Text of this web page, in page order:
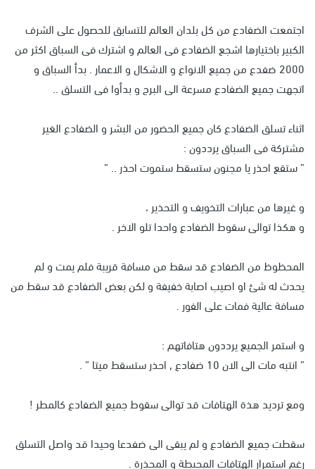
اجتمعت الضفادع من كل بلدان العالم للتسابق للحصول على الشرف
الكبير باختيارها اشجع الضفادع فى العالم و اشترك فى السباق اكثر من
2000 ضفدع من جميع الانواع و الاشكال و الاعمار . بدأ السباق و
اتجهت جميع الضفادع مسرعة الى البرج و بدأوا فى التسلق ..
اثناء تسلق الضفادع كان جميع الحضور من البشر و الضفادع الغير
مشتركة فى السباق يرددون :
” ستقع احذر يا مجنون ستسقط ستموت احذر .. ”
و غيرها من عبارات التخويف و التحذير ،
و هكذا توالى سقوط الضفادع واحدا تلو الاخر .
المحظوظ من الضفادع قد سقط من مسافة قريبة فلم يمت و لم
يحدث له شئ او اصيب اصابة خفيفة و لكن بعض الضفادع قد سقط من
مسافة عالية فمات على الفور .
و استمر الجميع يرددون هتافاتهم :
” انتبه مات الى الان 10 ضفادع , احذر ستسقط ميتا ” .
ومع ترديد هذة الهتافات قد توالى سقوط جميع الضفادع كالمطر !
سقطت جميع الضفادع و لم يبقى الى ضفدعا وحيدا قد واصل التسلق
رغم استمرار الهتافات المحبطة و المحذرة .